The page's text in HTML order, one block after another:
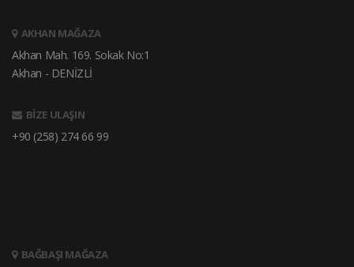
AKHAN MAĞAZA
Akhan Mah. 169. Sokak No:1
Akhan - DENİZLİ
BİZE ULAŞIN
+90 (258) 274 66 99
BAĞBAŞI MAĞAZA